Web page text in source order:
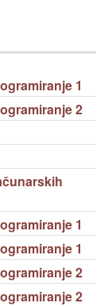
1
2
1
1
2
2